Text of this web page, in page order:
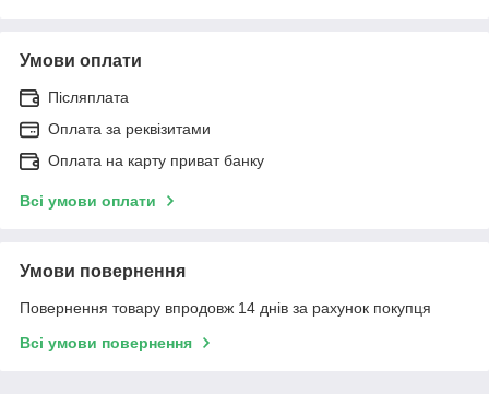
Умови оплати
Післяплата
Оплата за реквізитами
Оплата на карту приват банку
Всі умови оплати
Умови повернення
Повернення товару впродовж 14 днів за рахунок покупця
Всі умови повернення